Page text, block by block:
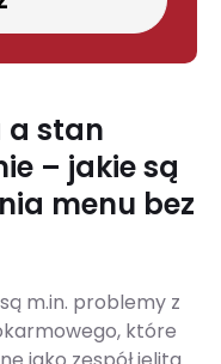
a stan
– jakie są
menu bez
m.in. problemy z
które